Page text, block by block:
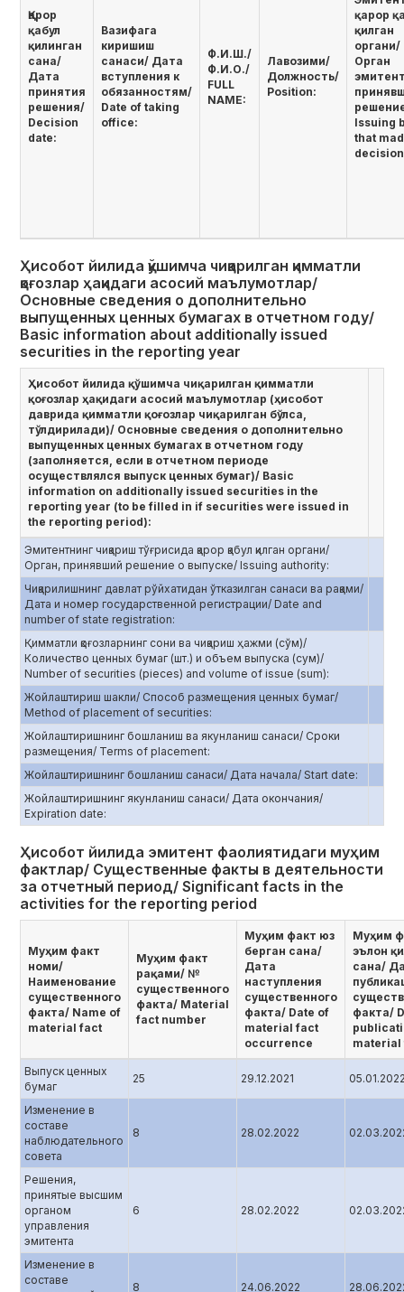
Қарор
қабул
қилинган
сана/
Дата
принятия
решения/
Decision
date:
Вазифага
киришиш
санаси/ Дата
вступления к
обязанностям/
Date of taking
office:
Ф.И.Ш./
Ф.И.О./
FULL
NAME:
Лавозими/
Должность/
Position:
қарор
қилган
органи/
Орган
Issuing
that
Ҳисобот йилида қўшимча чиқарилган қимматли
қоғозлар ҳақидаги асосий маълумотлар/
Основные сведения о дополнительно
выпущенных ценных бумагах в отчетном году/
Basic information about additionally issued
securities in the reporting year
Ҳисобот йилида қўшимча чиқарилган қимматли
қоғозлар ҳақидаги асосий маълумотлар (ҳисобот
даврида қимматли қоғозлар чиқарилган бўлса,
тўлдирилади)/ Основные сведения о дополнительно
выпущенных ценных бумагах в отчетном году
(заполняется, если в отчетном периоде
осуществлялся выпуск ценных бумаг)/ Basic
information on additionally issued securities in the
reporting year (to be filled in if securities were issued in
the reporting period):
Эмитентнинг чиқариш тўғрисида қарор қабул қилган органи/
Орган, принявший решение о выпуске/ Issuing authority:
Чиқарилишнинг давлат рўйхатидан ўтказилган санаси ва рақами/
Дата и номер государственной регистрации/ Date and
number of state registration:
Қимматли қоғозларнинг сони ва чиқариш ҳажми (сўм)/
Количество ценных бумаг (шт.) и объем выпуска (сум)/
Number of securities (pieces) and volume of issue (sum):
Жойлаштириш шакли/ Способ размещения ценных бумаг/
Method of placement of securities:
Жойлаштиришнинг бошланиш ва якунланиш санаси/ Сроки
размещения/ Terms of placement:
Жойлаштиришнинг бошланиш санаси/ Дата начала/ Start date:
Жойлаштиришнинг якунланиш санаси/ Дата окончания/
Еxpiration date:
Ҳисобот йилида эмитент фаолиятидаги муҳим
фактлар/ Существенные факты в деятельности
за отчетный период/ Significant facts in the
activities for the reporting period
Муҳим факт
номи/
Наименование
существенного
факта/ Name of
material fact
Муҳим факт
рақами/ №
существенного
факта/ Мaterial
fact number
Муҳим факт юз
берган сана/
Дата
наступления
существенного
факта/ Date of
material fact
occurrence
Муҳим
эълон
сана/
факта/
material
Выпуск ценных
бумаг
25 29.12.2021
Изменение в
составе
наблюдательного
совета
8 28.02.2022
Решения,
принятые высшим
органом
управления
эмитента
6 28.02.2022
Изменение в
составе
8 24.06.2022